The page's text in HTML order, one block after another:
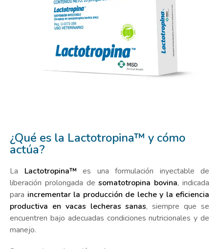
¿Qué es la Lactotropina™ y cómo
actúa?
La Lactotropina™ es una formulación inyectable de
liberación prolongada desomatotropina bovina, indicada
para incrementar la producción de leche y la eficiencia
productiva en vacas lecheras sanas, siempre que se
encuentren bajo adecuadas condiciones nutricionales y de
manejo.